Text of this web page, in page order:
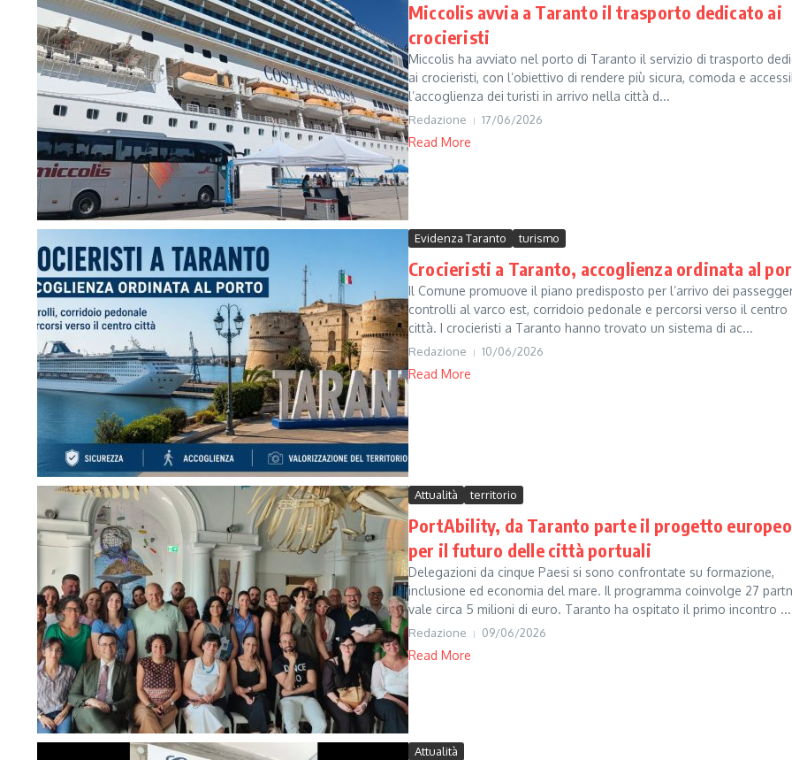
Miccolis avvia a Taranto il trasporto dedicato ai
crocieristi
Miccolis ha avviato nel porto di Taranto il servizio di trasporto
ai crocieristi, con l’obiettivo di rendere più sicura, comoda e
l’accoglienza dei turisti in arrivo nella città d...
Redazione 17/06/2026
Read More
Evidenza Taranto turismo
Crocieristi a Taranto, accoglienza ordinata al
Il Comune promuove il piano predisposto per l’arrivo dei
controlli al varco est, corridoio pedonale e percorsi verso il centro
città. I crocieristi a Taranto hanno trovato un sistema di ac...
Redazione 10/06/2026
Read More
Attualità territorio
PortAbility, da Taranto parte il progetto europeo
per il futuro delle città portuali
Delegazioni da cinque Paesi si sono confrontate su formazione,
inclusione ed economia del mare. Il programma coinvolge 27
vale circa 5 milioni di euro. Taranto ha ospitato il primo incontro ...
Redazione 09/06/2026
Read More
Attualità